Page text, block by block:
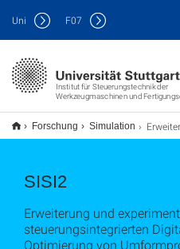
Institut für Steuerungstechnik der
Werkzeugmaschinen und
Uni F07
Forschung Simulation Erweiterung und experimentelle Untersuchung eines
SISI2
Erweiterung und
steuerungsintegrierten
Optimierung von